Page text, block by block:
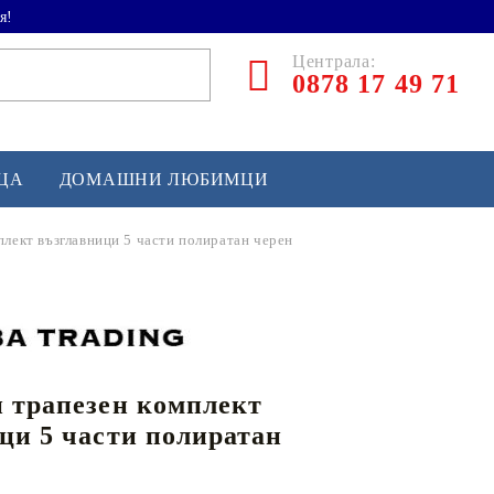
Централа:
0878 17 49 71
и софтбол
и лакрос
ДОМАШНИ ЛЮБИМЦИ
възглавници 5 части полиратан черен
трапезен комплект
5 части полиратан